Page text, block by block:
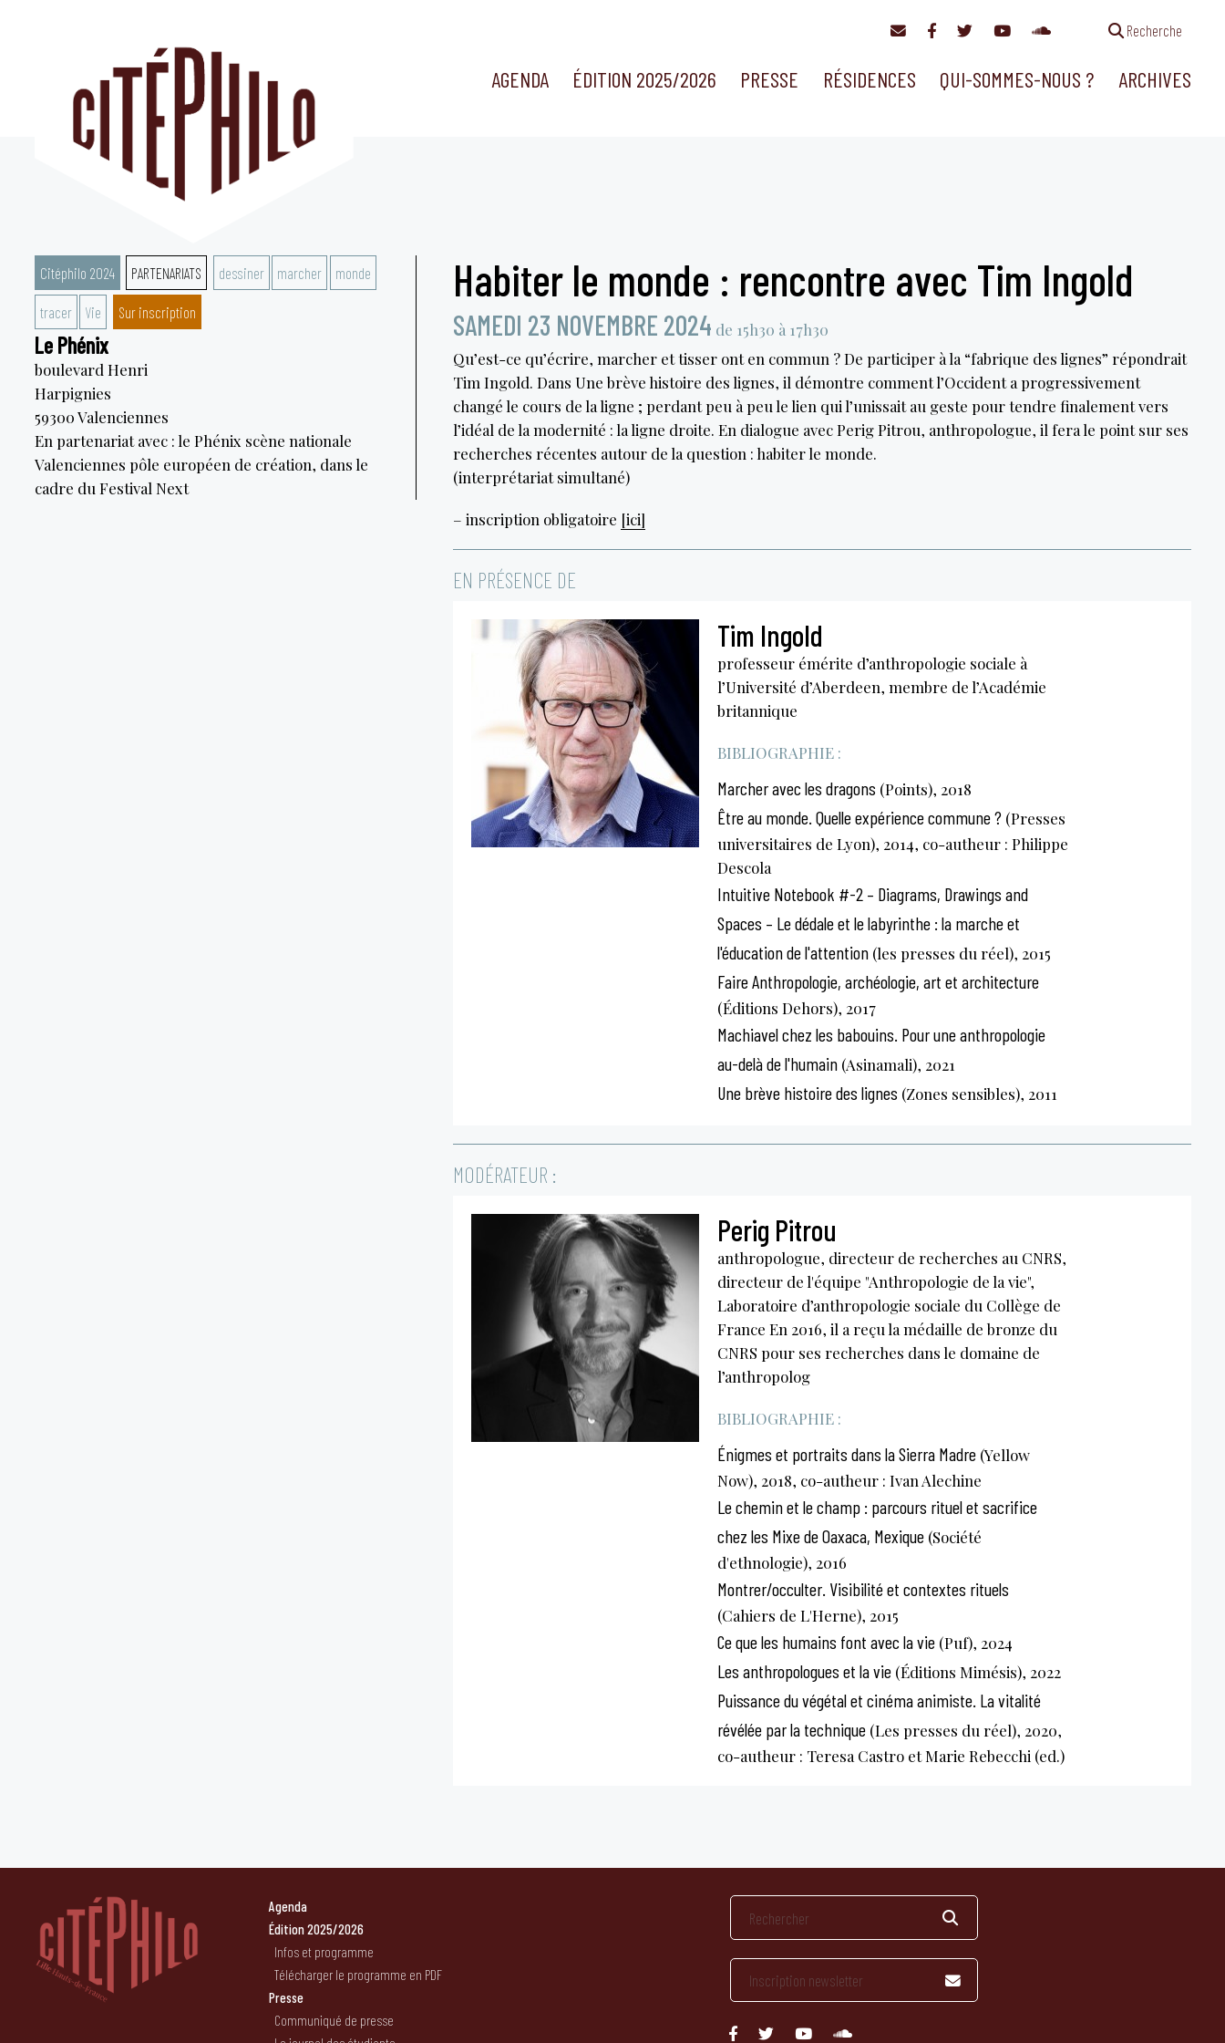
Recherche
AGENDA ÉDITION 2025/2026 PRESSE RÉSIDENCES QUI-SOMMES-NOUS ? ARCHIVES
Citéphilo 2024 PARTENARIATS dessiner marcher monde
tracer Vie Sur inscription
Le Phénix
boulevard Henri
Harpignies
59300Valenciennes
En partenariat avec : le Phénix scène nationale
Valenciennes pôle européen de création, dans le
cadre du Festival Next
Habiter le monde : rencontre avec Tim Ingold
SAMEDI 23 NOVEMBRE 2024 de 15h30 à 17h30
Qu’est-ce qu’écrire, marcher et tisser ont en commun ? De participer à la “fabrique des lignes” répondrait
Tim Ingold. Dans Une brève histoire des lignes, il démontre comment l’Occident a progressivement
changé le cours de la ligne ; perdant peu à peu le lien qui l’unissait au geste pour tendre finalement vers
l’idéal de la modernité : la ligne droite. En dialogue avec Perig Pitrou, anthropologue, il fera le point sur ses
recherches récentes autour de la question : habiter le monde.
(interprétariat simultané)
– inscription obligatoire [ici]
EN PRÉSENCE DE
Tim Ingold
professeur émérite d’anthropologie sociale à
l’Université d’Aberdeen, membre de l’Académie
britannique
BIBLIOGRAPHIE :
Marcher avec les dragons (Points), 2018
Être au monde. Quelle expérience commune ?(Presses
universitaires de Lyon), 2014, co-autheur : Philippe
Descola
Intuitive Notebook #-2 – Diagrams, Drawings and
Spaces – Le dédale et le labyrinthe : la marche et
l'éducation de l'attention(les presses du réel), 2015
Faire Anthropologie, archéologie, art et architecture
(Éditions Dehors), 2017
Machiavel chez les babouins. Pour une anthropologie
au-delà de l'humain(Asinamali), 2021
Une brève histoire des lignes (Zones sensibles), 2011
MODÉRATEUR :
Perig Pitrou
anthropologue, directeur de recherches au CNRS,
directeur de l'équipe "Anthropologie de la vie",
Laboratoire d’anthropologie sociale du Collège de
France En 2016, il a reçu la médaille de bronze du
CNRS pour ses recherches dans le domaine de
l’anthropolog
BIBLIOGRAPHIE :
Énigmes et portraits dans la Sierra Madre(Yellow
Now), 2018, co-autheur : Ivan Alechine
Le chemin et le champ : parcours rituel et sacrifice
chez les Mixe de Oaxaca, Mexique(Société
d'ethnologie), 2016
Montrer/occulter. Visibilité et contextes rituels
(Cahiers de L'Herne), 2015
Ce que les humains font avec la vie(Puf), 2024
Les anthropologues et la vie(Éditions Mimésis), 2022
Puissance du végétal et cinéma animiste. La vitalité
révélée par la technique(Les presses du réel), 2020,
co-autheur : Teresa Castro et Marie Rebecchi (ed.)
Agenda
Édition 2025/2026
Infos et programme
Télécharger le programme en PDF
Presse
Communiqué de presse